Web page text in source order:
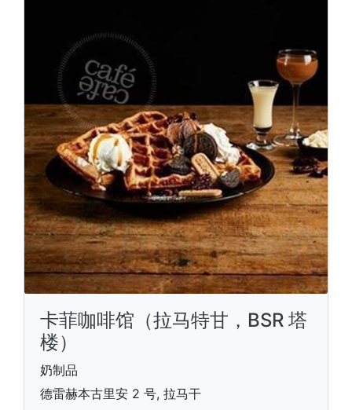
卡菲咖啡馆（拉马特甘，BSR 塔
楼）
奶制品
德雷赫本古里安 2 号, 拉马干